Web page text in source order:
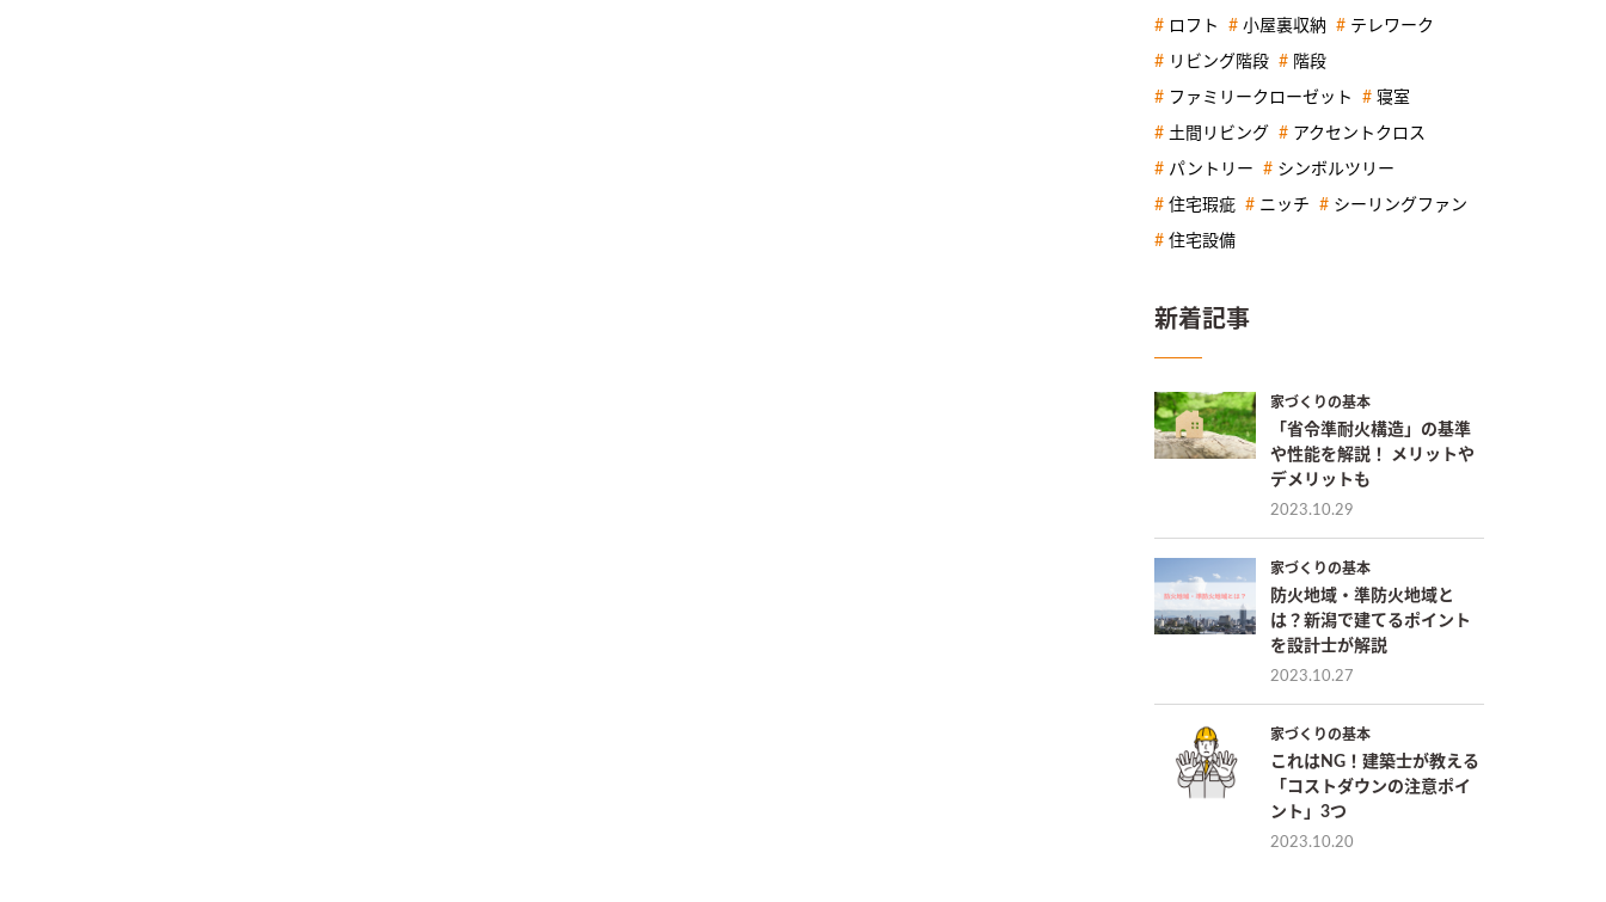
ロフト 小屋裏収納 テレワーク
リビング階段 階段
ファミリークローゼット 寝室
土間リビング アクセントクロス
パントリー シンボルツリー
住宅瑕疵 ニッチ シーリングファン
住宅設備
新着記事
家づくりの基本
「省令準耐火構造」の基準
や性能を解説！ メリットや
デメリットも
2023.10.29
家づくりの基本
防火地域・準防火地域と
は？新潟で建てるポイント
を設計士が解説
2023.10.27
家づくりの基本
これはNG！建築士が教える
「コストダウンの注意ポイ
ント」3つ
2023.10.20